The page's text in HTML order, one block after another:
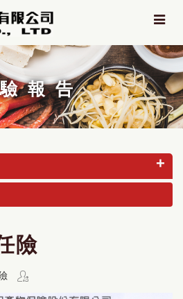
報告
險